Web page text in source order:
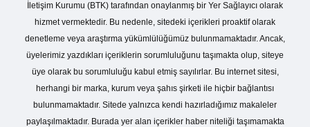
İletişim Kurumu (BTK) tarafından onaylanmış bir Yer Sağlayıcı olarak
hizmet vermektedir. Bu nedenle, sitedeki içerikleri proaktif olarak
denetleme veya araştırma yükümlülüğümüz bulunmamaktadır. Ancak,
üyelerimiz yazdıkları içeriklerin sorumluluğunu taşımakta olup, siteye
üye olarak bu sorumluluğu kabul etmiş sayılırlar. Bu internet sitesi,
herhangi bir marka, kurum veya şahıs şirketi ile hiçbir bağlantısı
bulunmamaktadır. Sitede yalnızca kendi hazırladığımız makaleler
paylaşılmaktadır. Burada yer alan içerikler haber niteliği taşımamakta